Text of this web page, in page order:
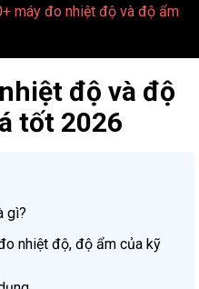
máy đo nhiệt độ và độ ẩm
độ và độ
tốt 2026
gì?
nhiệt độ, độ ẩm của kỹ